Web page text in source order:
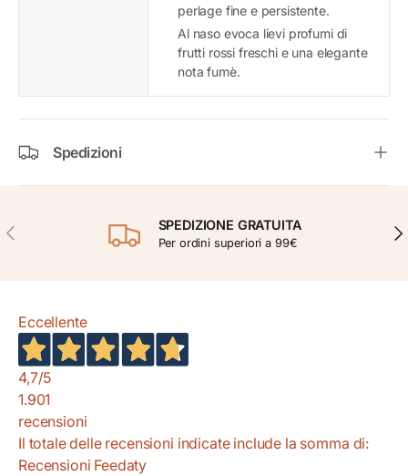
perlage fine e persistente.
Al naso evoca lievi profumi di
frutti rossi freschi e una elegante
nota fumè.
Spedizioni
INDIETRO SPEDIZIONE GRATUITA
Per ordini superiori a 99€
Eccellente
4,7/5
1.901
recensioni
Il totale delle recensioni indicate include la somma di:
Recensioni Feedaty